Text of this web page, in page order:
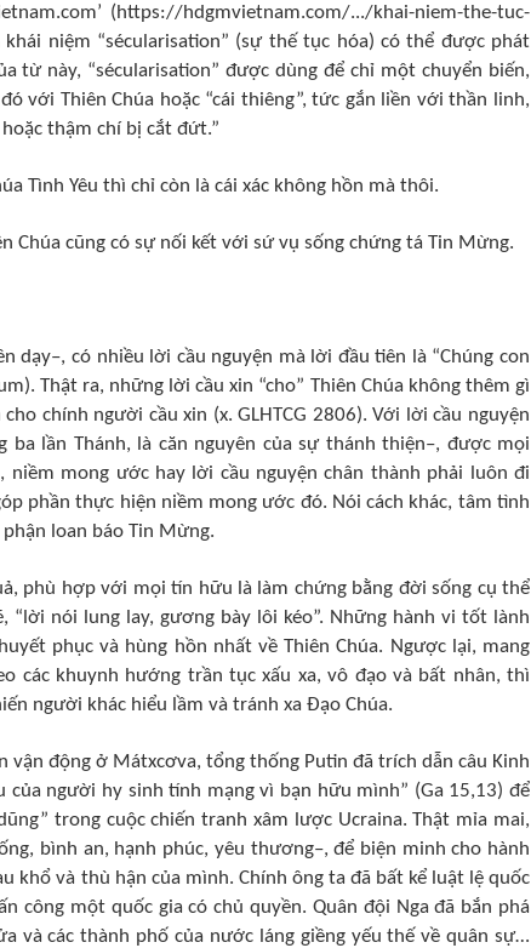
’ (https://hdgmvietnam.com/.../khai-niem-the-tuc-
niệm “sécularisation” (sự thế tục hóa) có thể được phát
từ này, “sécularisation” được dùng để chỉ một chuyển biến,
với Thiên Chúa hoặc “cái thiêng”, tức gắn liền với thần linh,
thậm chí bị cắt đứt.”
Tình Yêu thì chỉ còn là cái xác không hồn mà thôi.
cũng có sự nối kết với sứ vụ sống chứng tá Tin Mừng.
dạy–, có nhiều lời cầu nguyện mà lời đầu tiên là “Chúng con
Thật ra, những lời cầu xin “cho” Thiên Chúa không thêm gì
chính người cầu xin (x. GLHTCG 2806). Với lời cầu nguyện
ba lần Thánh, là căn nguyên của sự thánh thiện–, được mọi
mong ước hay lời cầu nguyện chân thành phải luôn đi
phần thực hiện niềm mong ước đó. Nói cách khác, tâm tình
loan báo Tin Mừng.
phù hợp với mọi tín hữu là làm chứng bằng đời sống cụ thể
nói lung lay, gương bày lôi kéo”. Những hành vi tốt lành
phục và hùng hồn nhất về Thiên Chúa. Ngược lại, mang
các khuynh hướng trần tục xấu xa, vô đạo và bất nhân, thì
người khác hiểu lầm và tránh xa Đạo Chúa.
động ở Mátxcơva, tổng thống Putin đã trích dẫn câu Kinh
của người hy sinh tính mạng vì bạn hữu mình” (Ga 15,13) để
trong cuộc chiến tranh xâm lược Ucraina. Thật mỉa mai,
bình an, hạnh phúc, yêu thương–, để biện minh cho hành
khổ và thù hận của mình. Chính ông ta đã bất kể luật lệ quốc
công một quốc gia có chủ quyền. Quân đội Nga đã bắn phá
và các thành phố của nước láng giềng yếu thế về quân sự…